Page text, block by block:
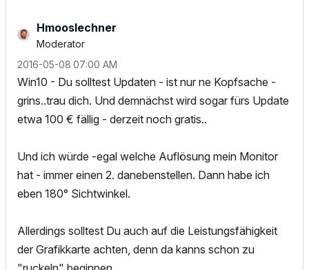
Hmooslechner
Moderator
‎2016-05-08 07:00 AM
Win10 - Du solltest Updaten - ist nur ne Kopfsache -
grins..trau dich. Und demnächst wird sogar fürs Update
etwa 100 € fällig - derzeit noch gratis..
Und ich würde -egal welche Auflösung mein Monitor
hat - immer einen 2. danebenstellen. Dann habe ich
eben 180° Sichtwinkel.
Allerdings solltest Du auch auf die Leistungsfähigkeit
der Grafikkarte achten, denn da kanns schon zu